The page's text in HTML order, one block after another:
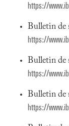
https://
Bulletin de
https://
Bulletin de
https://
Bulletin de
https://